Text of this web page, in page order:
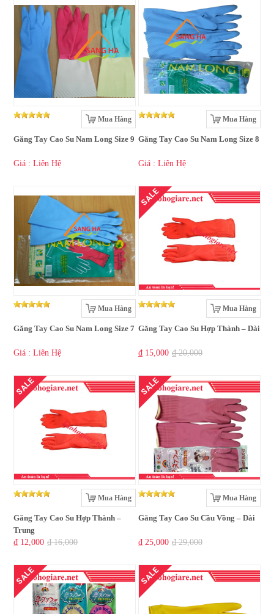
Mua Hàng
Găng Tay Cao Su Nam Long Size 9
Giá : Liên Hệ
Mua Hàng
Găng Tay Cao Su Nam Long Size 8
Giá : Liên Hệ
Mua Hàng
Găng Tay Cao Su Nam Long Size 7
Giá : Liên Hệ
SALE
Mua Hàng
Găng Tay Cao Su Hợp Thành – Dài
₫ 15,000 ₫ 20,000
SALE
Mua Hàng
Găng Tay Cao Su Hợp Thành –
Trung
₫ 12,000 ₫ 16,000
SALE
Mua Hàng
Găng Tay Cao Su Cầu Vồng – Dài
₫ 25,000 ₫ 29,000
SALE SALE